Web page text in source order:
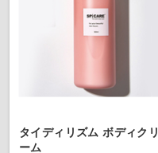
タイディリズム ボディクリ
ーム